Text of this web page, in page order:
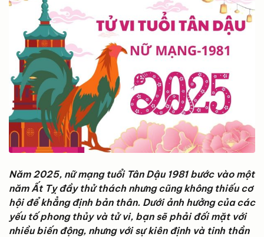
Năm 2025, nữ mạng tuổi Tân Dậu 1981 bước vào một
năm Ất Tỵ đầy thử thách nhưng cũng không thiếu cơ
hội để khẳng định bản thân. Dưới ảnh hưởng của các
yếu tố phong thủy và tử vi, bạn sẽ phải đối mặt với
nhiều biến động, nhưng với sự kiên định và tinh thần